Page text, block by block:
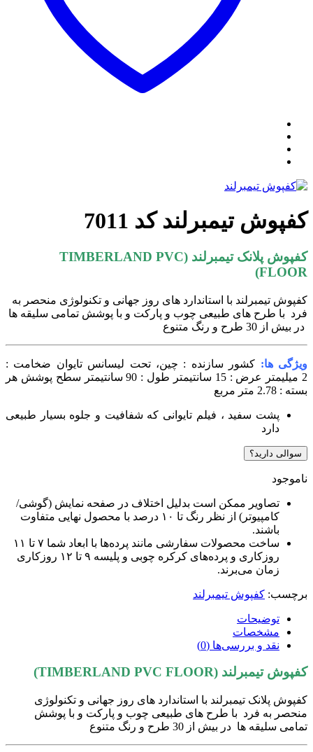
کفپوش تیمبرلند کد 7011
کفپوش پلانک تیمبرلند (TIMBERLAND PVC
FLOOR)
کفپوش تیمبرلند با استاندارد های روز جهانی و تکنولوژی منحصر به
فرد با طرح های طبیعی چوب و پارکت و با پوشش تمامی سلیقه ها
در بیش از 30 طرح و رنگ متنوع
ویژگی ها: کشور سازنده : چین، تحت لیسانس تایوان ضخامت :
2 میلیمتر
عرض : 15 سانتیمتر طول : 90 سانتیمتر
سطح پوشش هر
بسته : 2.78 متر مربع
پشت سفید ، فیلم تایوانی که شفافیت و جلوه بسیار طبیعی
دارد
سوالی دارید؟
ناموجود
تصاویر ممکن است بدلیل اختلاف در صفحه نمایش (گوشی/
کامپیوتر) از نظر رنگ تا ۱۰ درصد با محصول نهایی متفاوت
باشند.
ساخت محصولات سفارشی مانند پرده‌ها با ابعاد شما ۷ تا ۱۱
روزکاری و پرده‌های کرکره چوبی و پلیسه ۹ تا ۱۲ روزکاری
زمان می‌برند.
برچسب: کفپوش تیمبرلند
توضیحات
مشخصات
نقد و بررسی‌ها (0)
کفپوش تیمبرلند (TIMBERLAND PVC FLOOR)
کفپوش پلانک تیمبرلند با استاندارد های روز جهانی و تکنولوژی
منحصر به فرد با طرح های طبیعی چوب و پارکت و با پوشش
تمامی سلیقه ها در بیش از 30 طرح و رنگ متنوع